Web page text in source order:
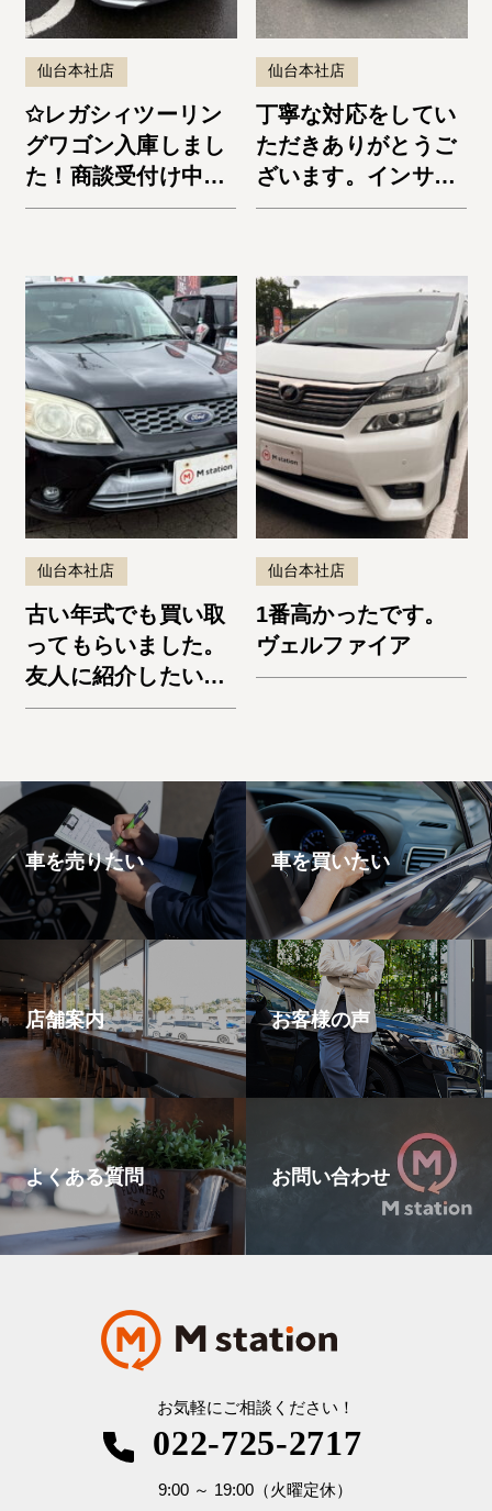
仙台本社店
✩レガシィツーリン
グワゴン入庫しまし
た！商談受付け中で
す✩
仙台本社店
丁寧な対応をしてい
ただきありがとうご
ざいます。インサイ
ト
仙台本社店
古い年式でも買い取
ってもらいました。
友人に紹介したいと
思います。エスケー
仙台本社店
1番高かったです。
ヴェルファイア
車を売りたい 車を買いたい
店舗案内 お客様の声
よくある質問 お問い合わせ
お気軽にご相談ください！
022-725-2717
9:00～ 19:00（火曜定休）